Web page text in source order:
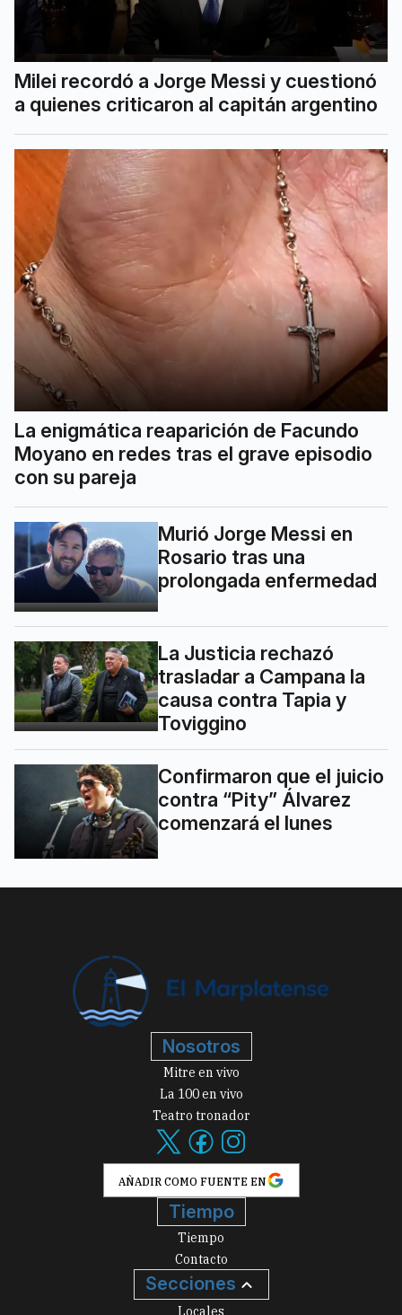
Milei recordó a Jorge Messi y cuestionó
a quienes criticaron al capitán argentino
La enigmática reaparición de Facundo
Moyano en redes tras el grave episodio
con su pareja
Murió Jorge Messi en
Rosario tras una
prolongada enfermedad
La Justicia rechazó
trasladar a Campana la
causa contra Tapia y
Toviggino
Confirmaron que el juicio
contra “Pity” Álvarez
comenzará el lunes
Nosotros
Mitre en vivo
La 100 en vivo
Teatro tronador
AÑADIR COMO FUENTE EN
Tiempo
Tiempo
Contacto
Secciones
Locales